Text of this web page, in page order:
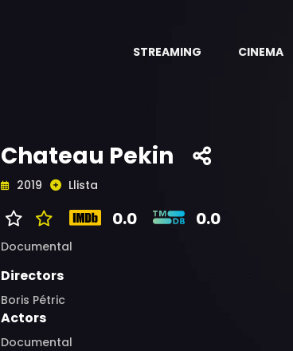
STREAMING CINEMA
Chateau Pekin
2019 Llista
0.0 0.0
Documental
Directors
Boris Pétric
Actors
Documental